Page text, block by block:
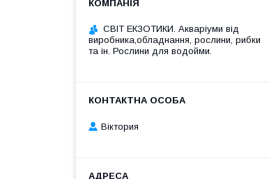
СВІТ ЕКЗОТИКИ. Акваріуми від
виробника,обладнання, рослини, рибки
та ін. Рослини для водойми.
Віктория